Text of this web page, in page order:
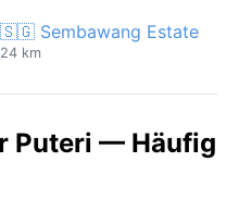
🇸🇬 Sembawang Estate
24 km
Puteri — Häufig